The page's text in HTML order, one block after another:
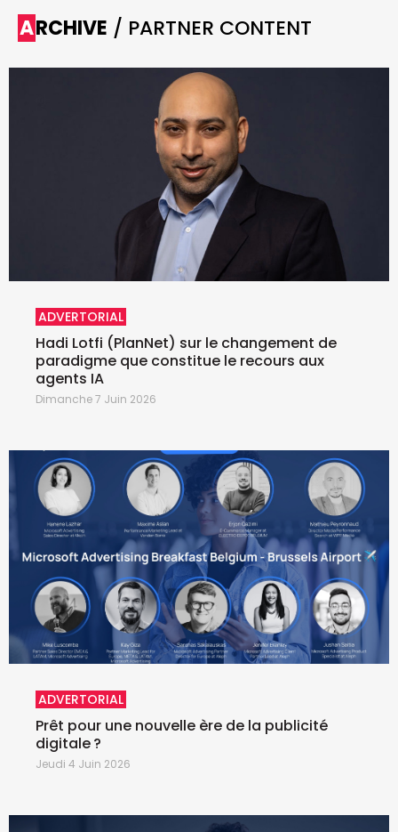
ARCHIVE / PARTNER CONTENT
ADVERTORIAL
Hadi Lotfi (PlanNet) sur le changement de
paradigme que constitue le recours aux
agents IA
Dimanche 7 Juin 2026
ADVERTORIAL
Prêt pour une nouvelle ère de la publicité
digitale ?
Jeudi 4 Juin 2026